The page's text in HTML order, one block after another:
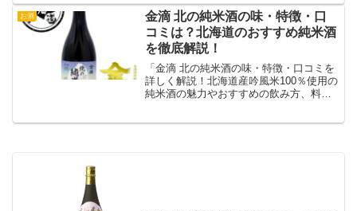
お酒
金滴 北の純米酒の味・特徴・口
コミは？北海道のおすすめ純米酒
を徹底解説！
「金滴 北の純米酒の味・特徴・口コミを
詳しく解説！北海道産吟風米100％使用の
純米酒の魅力やおすすめの飲み方、料理